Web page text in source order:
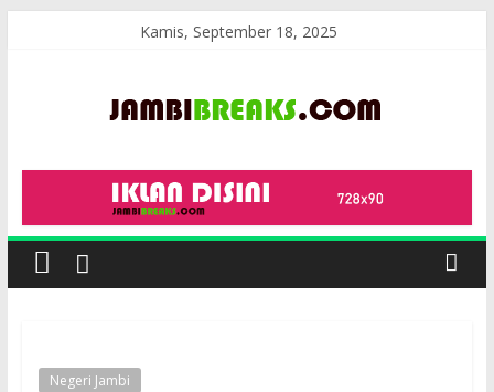
Kamis, September 18, 2025
JambiBreaks
Negeri Jambi